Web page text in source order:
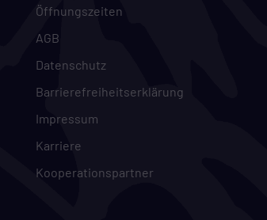
Öffnungszeiten
AGB
Datenschutz
Barrierefreiheitserklärung
Impressum
Karriere
Kooperationspartner